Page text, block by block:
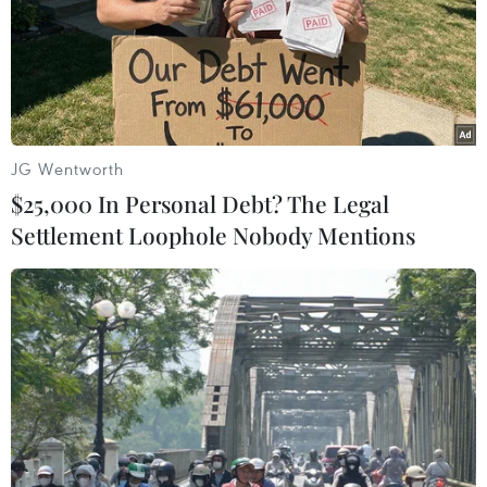
Theo Báo cáo Chỉ số đánh giá Chi
phí tuân thủ Thủ tục Hành chính
2022, chi phí trực tiếp trung bình
mà doanh nghiệp Phú Thọ bỏ ra
để thực hiện một thủ tục hành
chính về khởi sự doanh nghiệp là
0 đồng.
(TTXVN/Vietnam+)
JG Wentworth
$25,000 In Personal Debt? The Legal
Settlement Loophole Nobody Mentions